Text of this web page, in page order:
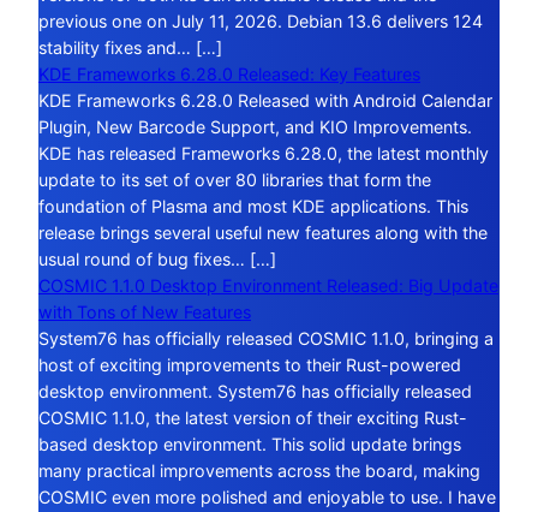
previous one on July 11, 2026. Debian 13.6 delivers 124
stability fixes and… […]
KDE Frameworks 6.28.0 Released: Key Features
KDE Frameworks 6.28.0 Released with Android Calendar
Plugin, New Barcode Support, and KIO Improvements.
KDE has released Frameworks 6.28.0, the latest monthly
update to its set of over 80 libraries that form the
foundation of Plasma and most KDE applications. This
release brings several useful new features along with the
usual round of bug fixes… […]
COSMIC 1.1.0 Desktop Environment Released: Big Update
with Tons of New Features
System76 has officially released COSMIC 1.1.0, bringing a
host of exciting improvements to their Rust-powered
desktop environment. System76 has officially released
COSMIC 1.1.0, the latest version of their exciting Rust-
based desktop environment. This solid update brings
many practical improvements across the board, making
COSMIC even more polished and enjoyable to use. I have